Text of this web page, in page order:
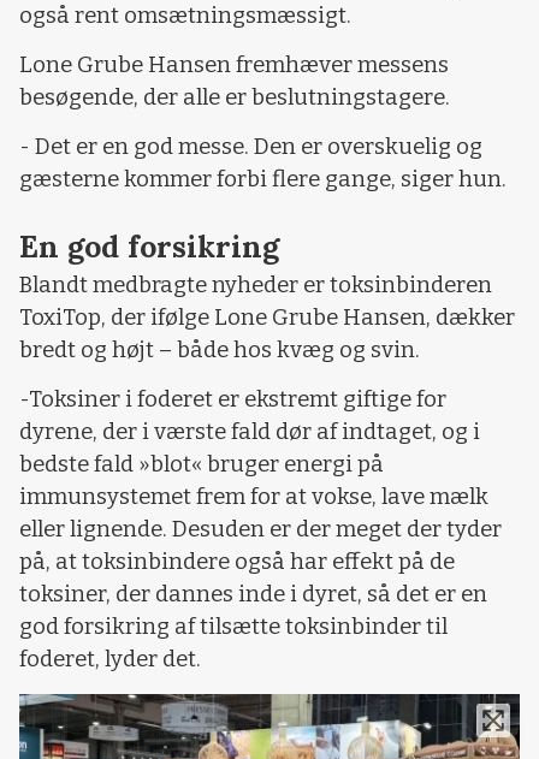
også rent omsætningsmæssigt.
Lone Grube Hansen fremhæver messens
besøgende, der alle er beslutningstagere.
- Det er en god messe. Den er overskuelig og
gæsterne kommer forbi flere gange, siger hun.
En god forsikring
Blandt medbragte nyheder er toksinbinderen
ToxiTop, der ifølge Lone Grube Hansen, dækker
bredt og højt – både hos kvæg og svin.
-Toksiner i foderet er ekstremt giftige for
dyrene, der i værste fald dør af indtaget, og i
bedste fald »blot« bruger energi på
immunsystemet frem for at vokse, lave mælk
eller lignende. Desuden er der meget der tyder
på, at toksinbindere også har effekt på de
toksiner, der dannes inde i dyret, så det er en
god forsikring af tilsætte toksinbinder til
foderet, lyder det.